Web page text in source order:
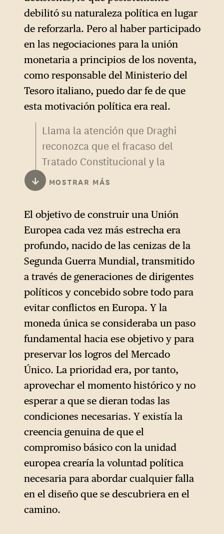
Intelectualmente era un poco
complicado, sobre todo para
una moneda común que no
abarcaría todo el mercado
común, pero funcionó
.
debilitó su naturaleza política en lugar
de reforzarla. Pero al haber participado
en las negociaciones para la unión
monetaria a principios de los noventa,
como responsable del Ministerio del
Tesoro italiano, puedo dar fe de que
esta motivación política era real.
Llama la atención que Draghi
reconozca que el fracaso del
Tratado Constitucional y la
profundización de Europa
combinada con la ampliación
han contribuido al
debilitamiento de Europa.
↓ MOSTRAR MÁS
El objetivo de construir una Unión
Europea cada vez más estrecha era
profundo, nacido de las cenizas de la
Segunda Guerra Mundial, transmitido
a través de generaciones de dirigentes
políticos y concebido sobre todo para
evitar conflictos en Europa. Y la
moneda única se consideraba un paso
fundamental hacia ese objetivo y para
preservar los logros del Mercado
Único. La prioridad era, por tanto,
aprovechar el momento histórico y no
esperar a que se dieran todas las
condiciones necesarias. Y existía la
creencia genuina de que el
compromiso básico con la unidad
europea crearía la voluntad política
necesaria para abordar cualquier falla
en el diseño que se descubriera en el
camino.